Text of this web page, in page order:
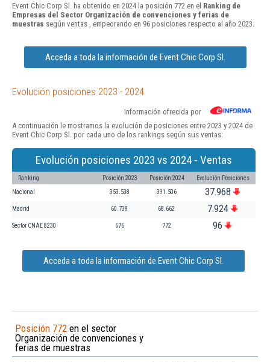
Event Chic Corp Sl. ha obtenido en 2024 la posición 772 en el Ranking de
Empresas del Sector Organización de convenciones y ferias de
muestras según ventas , empeorando en 96 posiciones respecto al año 2023.
Acceda a toda la información de Event Chic Corp Sl.
Evolución posiciones 2023 - 2024
Información ofrecida por
A continuación le mostramos la evolución de posiciones entre 2023 y 2024 de
Event Chic Corp Sl. por cada uno de los rankings según sus ventas:
Evolución posiciones 2023 vs 2024 - Ventas
Ranking Posición 2023 Posición 2024 Evolución Posiciones
Nacional 353.538 391.506 37.968
Madrid 60.738 68.662 7.924
Sector CNAE 8230 676 772 96
Acceda a toda la información de Event Chic Corp Sl.
Posición 772 en el sector
Organización de convenciones y
ferias de muestras